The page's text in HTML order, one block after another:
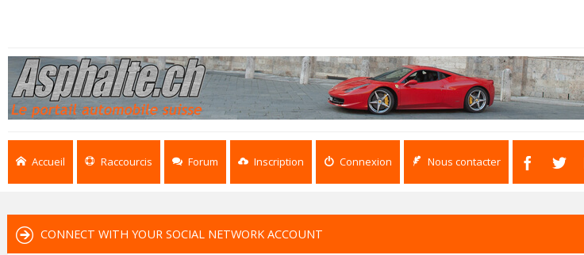
Accueil Raccourcis Forum Inscription Connexion Nous contacter
CONNECT WITH YOUR SOCIAL NETWORK ACCOUNT